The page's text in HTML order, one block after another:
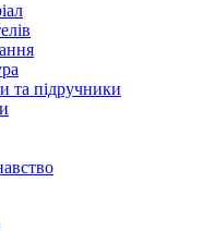
та підручники